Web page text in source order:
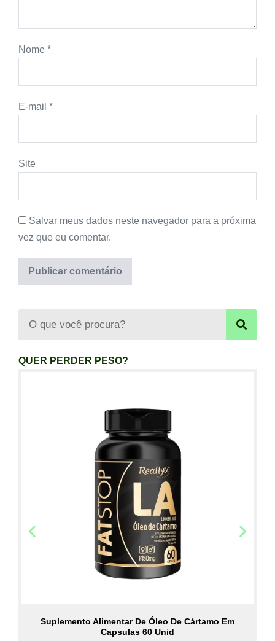
Nome *
E-mail *
Site
Salvar meus dados neste navegador para a próxima
vez que eu comentar.
QUER PERDER PESO?
Suplemento Alimentar De Óleo De Cártamo Em
Capsulas 60 Unid